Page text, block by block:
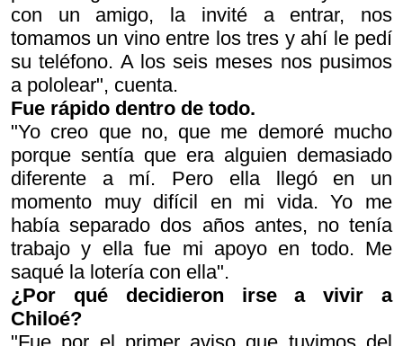
con un amigo, la invité a entrar, nos
tomamos un vino entre los tres y ahí le pedí
su teléfono. A los seis meses nos pusimos
a pololear", cuenta.
Fue rápido dentro de todo.
"Yo creo que no, que me demoré mucho
porque sentía que era alguien demasiado
diferente a mí. Pero ella llegó en un
momento muy difícil en mi vida. Yo me
había separado dos años antes, no tenía
trabajo y ella fue mi apoyo en todo. Me
saqué la lotería con ella".
¿Por qué decidieron irse a vivir a
Chiloé?